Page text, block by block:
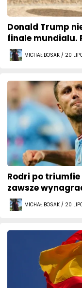
Donald Trump
finale mundialu.
MICHAŁ BOSAK / 20
Rodri po
zawsze
MICHAŁ BOSAK / 20